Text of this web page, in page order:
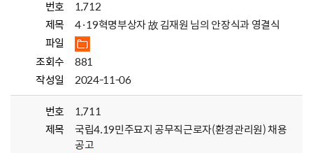
번호
1,712
제목
4·19혁명부상자 故 김재원 님의 안장식과 영결식
파일
조회수
881
작성일
2024-11-06
번호
1,711
제목
국립4.19민주묘지 공무직근로자(환경관리원) 채용
공고